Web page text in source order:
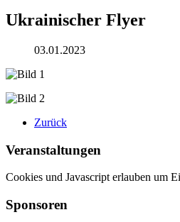
Ukrainischer Flyer
03.01.2023
Zurück
Veranstaltungen
Cookies und Javascript erlauben um
Sponsoren